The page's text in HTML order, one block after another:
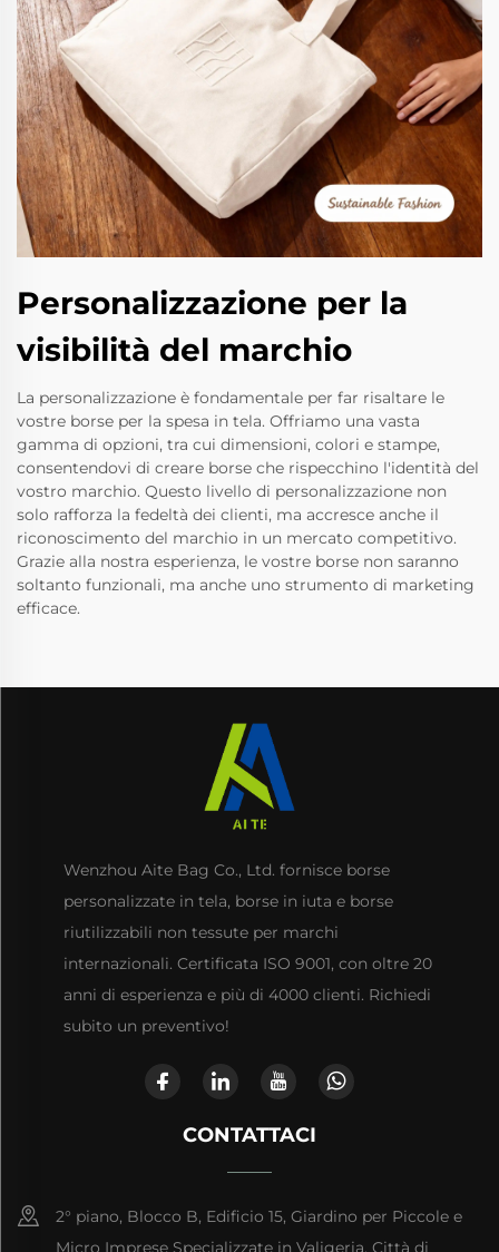
Personalizzazione per la
visibilità del marchio
La personalizzazione è fondamentale per far risaltare le
vostre borse per la spesa in tela. Offriamo una vasta
gamma di opzioni, tra cui dimensioni, colori e stampe,
consentendovi di creare borse che rispecchino l'identità del
vostro marchio. Questo livello di personalizzazione non
solo rafforza la fedeltà dei clienti, ma accresce anche il
riconoscimento del marchio in un mercato competitivo.
Grazie alla nostra esperienza, le vostre borse non saranno
soltanto funzionali, ma anche uno strumento di marketing
efficace.
Wenzhou Aite Bag Co., Ltd. fornisce borse
personalizzate in tela, borse in iuta e borse
riutilizzabili non tessute per marchi
internazionali. Certificata ISO 9001, con oltre 20
anni di esperienza e più di 4000 clienti. Richiedi
subito un preventivo!
CONTATTACI
2° piano, Blocco B, Edificio 15, Giardino per Piccole e
Micro Imprese Specializzate in Valigeria, Città di